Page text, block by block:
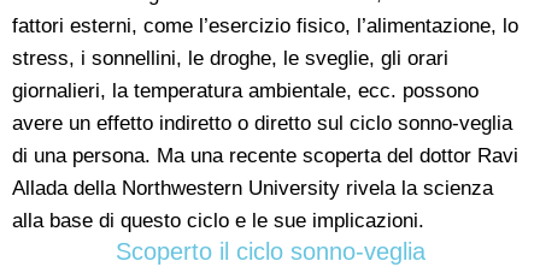
fattori esterni, come l’esercizio fisico, l’alimentazione, lo
stress, i sonnellini, le droghe, le sveglie, gli orari
giornalieri, la temperatura ambientale, ecc. possono
avere un effetto indiretto o diretto sul ciclo sonno-veglia
di una persona. Ma una recente scoperta del dottor Ravi
Allada della Northwestern University rivela la scienza
alla base di questo ciclo e le sue implicazioni.
Scoperto il ciclo sonno-veglia